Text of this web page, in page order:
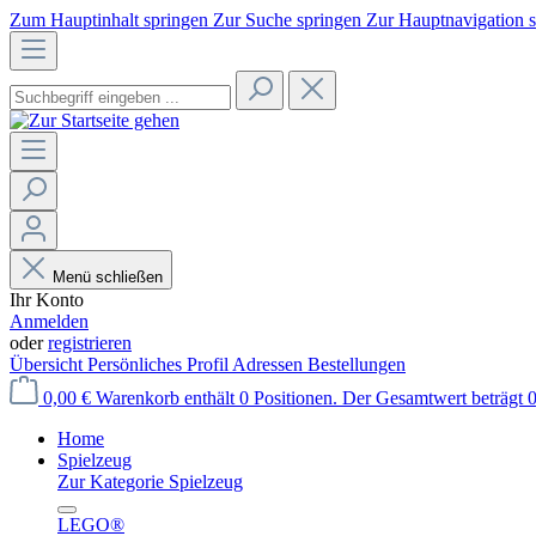
Zum Hauptinhalt springen Zur Suche springen Zur Hauptnavigation
Menü schließen
Ihr Konto
Anmelden
oderregistrieren
Übersicht Persönliches Profil Adressen Bestellungen
0,00 € Warenkorb enthält 0 Positionen. Der Gesamtwert beträgt
Home
Spielzeug
Zur Kategorie Spielzeug
LEGO®